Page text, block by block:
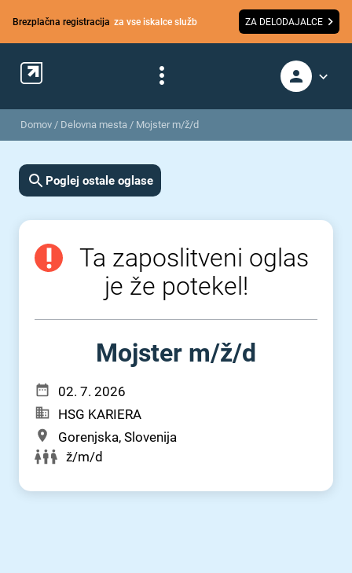
Brezplačna registracija za vse iskalce služb ZA DELODAJALCE
Domov / Delovna mesta / Mojster m/ž/d
Poglej ostale oglase
Ta zaposlitveni oglas
je že potekel!
Mojster m⁠/⁠ž⁠/⁠d
02. 7. 2026
HSG KARIERA
Gorenjska, Slovenija
ž/m/d